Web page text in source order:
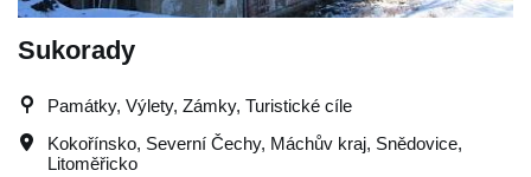
Sukorady
Památky, Výlety, Zámky, Turistické cíle
Kokořínsko, Severní Čechy, Máchův kraj, Snědovice,
Litoměřicko